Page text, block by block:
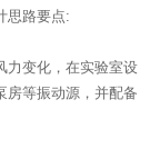
思路要点:
力变化，在实验室设
房等振动源，并配备